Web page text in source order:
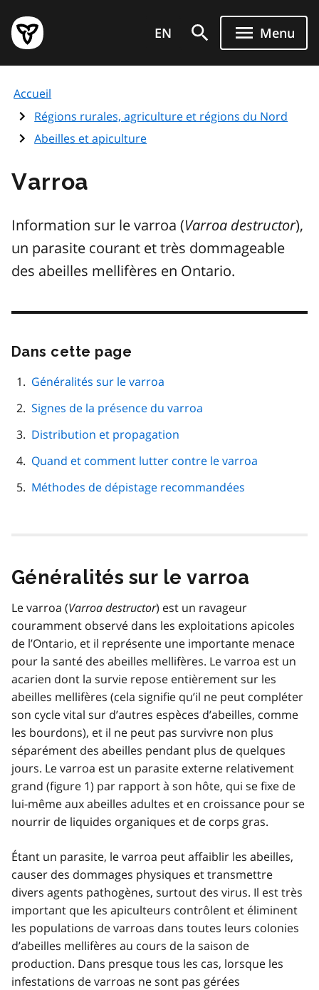
au
contenu
principal
Page
d'accueil
de
l'Ontario
EN Menu
Accueil
Régions rurales, agriculture et régions du Nord
Abeilles et apiculture
Varroa
Information sur le varroa (Varroa destructor),
un parasite courant et très dommageable
des abeilles mellifères en Ontario.
Dans cette page
navigation
page
Généralités sur le varroa
Signes de la présence du varroa
Distribution et propagation
Quand et comment lutter contre le varroa
Méthodes de dépistage recommandées
Généralités sur le varroa
Le varroa (Varroa destructor) est un ravageur
couramment observé dans les exploitations apicoles
de l’Ontario, et il représente une importante menace
pour la santé des abeilles mellifères. Le varroa est un
acarien dont la survie repose entièrement sur les
abeilles mellifères (cela signifie qu’il ne peut compléter
son cycle vital sur d’autres espèces d’abeilles, comme
les bourdons), et il ne peut pas survivre non plus
séparément des abeilles pendant plus de quelques
jours. Le varroa est un parasite externe relativement
grand (figure 1) par rapport à son hôte, qui se fixe de
lui-même aux abeilles adultes et en croissance pour se
nourrir de liquides organiques et de corps gras.
Étant un parasite, le varroa peut affaiblir les abeilles,
causer des dommages physiques et transmettre
divers agents pathogènes, surtout des virus. Il est très
important que les apiculteurs contrôlent et éliminent
les populations de varroas dans toutes leurs colonies
d’abeilles mellifères au cours de la saison de
production. Dans presque tous les cas, lorsque les
infestations de varroas ne sont pas gérées